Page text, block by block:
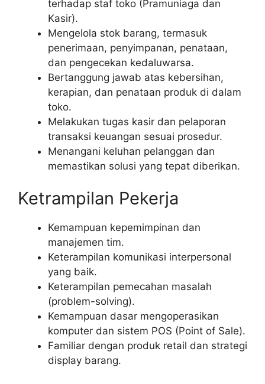
terhadap staf toko (Pramuniaga dan
Kasir).
Mengelola stok barang, termasuk
penerimaan, penyimpanan, penataan,
dan pengecekan kedaluwarsa.
Bertanggung jawab atas kebersihan,
kerapian, dan penataan produk di dalam
toko.
Melakukan tugas kasir dan pelaporan
transaksi keuangan sesuai prosedur.
Menangani keluhan pelanggan dan
memastikan solusi yang tepat diberikan.
Ketrampilan Pekerja
Kemampuan kepemimpinan dan
manajemen tim.
Keterampilan komunikasi interpersonal
yang baik.
Keterampilan pemecahan masalah
(problem-solving).
Kemampuan dasar mengoperasikan
komputer dan sistem POS (Point of Sale).
Familiar dengan produk retail dan strategi
display barang.